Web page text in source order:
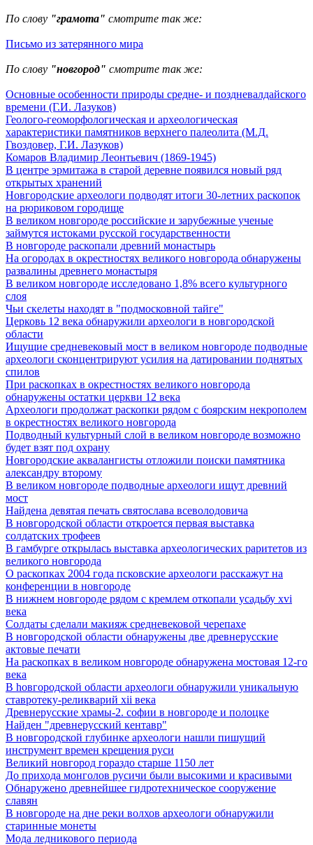
По слову "грамота" смотрите так же:
Письмо из затерянного мира
По слову "новгород" смотрите так же:
Основные особенности природы средне- и поздневалдайского
времени (Г.И. Лазуков)
Геолого-геоморфологическая и археологическая
характеристики памятников верхнего палеолита (М.Д.
Гвоздовер, Г.И. Лазуков)
Комаров Владимир Леонтьевич (1869-1945)
В центре эрмитажа в старой деревне появился новый ряд
открытых хранений
Новгородские археологи подводят итоги 30-летних раскопок
на рюриковом городище
В великом новгороде российские и зарубежные ученые
займутся истоками русской государственности
В новгороде раскопали древний монастырь
На огородах в окрестностях великого новгорода обнаружены
развалины древнего монастыря
В великом новгороде исследовано 1,8% всего культурного
слоя
Чьи скелеты находят в "подмосковной тайге"
Церковь 12 века обнаружили археологи в новгородской
области
Ищущие средневековый мост в великом новгороде подводные
археологи сконцентрируют усилия на датировании поднятых
спилов
При раскопках в окрестностях великого новгорода
обнаружены остатки церкви 12 века
Археологи продолжат раскопки рядом с боярским некрополем
в окрестностях великого новгорода
Подводный культурный слой в великом новгороде возможно
будет взят под охрану
Новгородские аквалангисты отложили поиски памятника
александру второму
В великом новгороде подводные археологи ищут древний
мост
Найдена девятая печать святослава всеволодовича
В новгородской области откроется первая выставка
солдатских трофеев
В гамбурге открылась выставка археологических раритетов из
великого новгорода
О раскопках 2004 года псковские археологи расскажут на
конференции в новгороде
В нижнем новгороде рядом с кремлем откопали усадьбу xvi
века
Солдаты сделали макияж средневековой черепахе
В новгородской области обнаружены две древнерусские
актовые печати
На раскопках в великом новгороде обнаружена мостовая 12-го
века
В hовгородской области археологи обнаружили уникальную
ставротеку-реликварий xii века
Древнерусские храмы-2. софии в новгороде и полоцке
Найден "древнерусский кентавр"
В новгородской глубинке археологи нашли пишущий
инструмент времен крещения руси
Великий новгород гораздо старше 1150 лет
До прихода монголов русичи были высокими и красивыми
Обнаружено древнейшее гидротехническое сооружение
славян
В новгороде на дне реки волхов археологи обнаружили
старинные монеты
Мода ледникового периода